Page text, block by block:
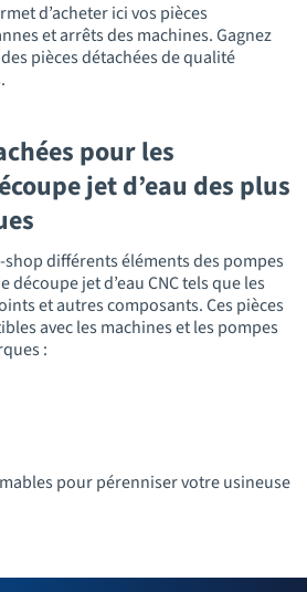
d’acheter ici vos pièces
et arrêts des machines. Gagnez
pièces détachées de qualité
pour les
jet d’eau des plus
différents éléments des pompes
découpe jet d’eau CNC tels que les
et autres composants. Ces pièces
avec les machines et les pompes
:
pour pérenniser votre usineuse